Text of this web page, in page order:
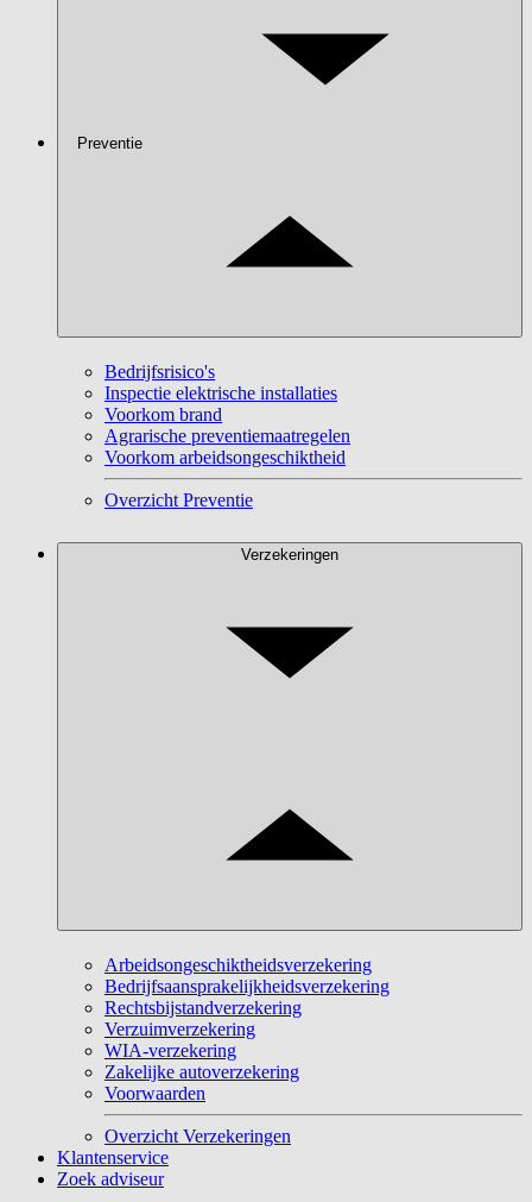
Preventie
Bedrijfsrisico's
Inspectie elektrische installaties
Voorkom brand
Agrarische preventiemaatregelen
Voorkom arbeidsongeschiktheid
Overzicht Preventie
Verzekeringen
Arbeidsongeschiktheidsverzekering
Bedrijfsaansprakelijkheidsverzekering
Rechtsbijstandverzekering
Verzuimverzekering
WIA-verzekering
Zakelijke autoverzekering
Voorwaarden
Overzicht Verzekeringen
Klantenservice
Zoek adviseur